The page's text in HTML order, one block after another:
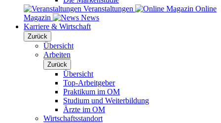
Veranstaltungen
Online
Magazin
News
Karriere & Wirtschaft
Zurück
Übersicht
Arbeiten
Zurück
Übersicht
Top-Arbeitgeber
Praktikum im OM
Studium und Weiterbildung
Ärzte im OM
Wirtschaftsstandort